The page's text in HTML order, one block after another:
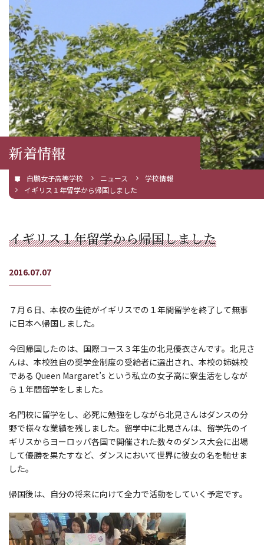
新着情報
白鵬女子高等学校 ニュース
学校情報
イギリス１年留学から帰国しました
イギリス１年留学から帰国しました
2016.07.07
７月６日、本校の生徒がイギリスでの１年間留学を終了して無事
に日本へ帰国しました。
今回帰国したのは、国際コース３年生の北見優衣さんです。北見さ
んは、本校独自の奨学金制度の受給者に選出され、本校の姉妹校
である Queen Margaret’s という私立の女子高に寮生活をしなが
ら１年間留学をしました。
名門校に留学をし、必死に勉強をしながら北見さんはダンスの分
野で様々な業績を残しました。留学中に北見さんは、留学先のイ
ギリスからヨーロッパ各国で開催された数々のダンス大会に出場
して優勝を果たすなど、ダンスにおいて世界に彼女の名を馳せま
した。
帰国後は、自分の将来に向けて全力で活動をしていく予定です。